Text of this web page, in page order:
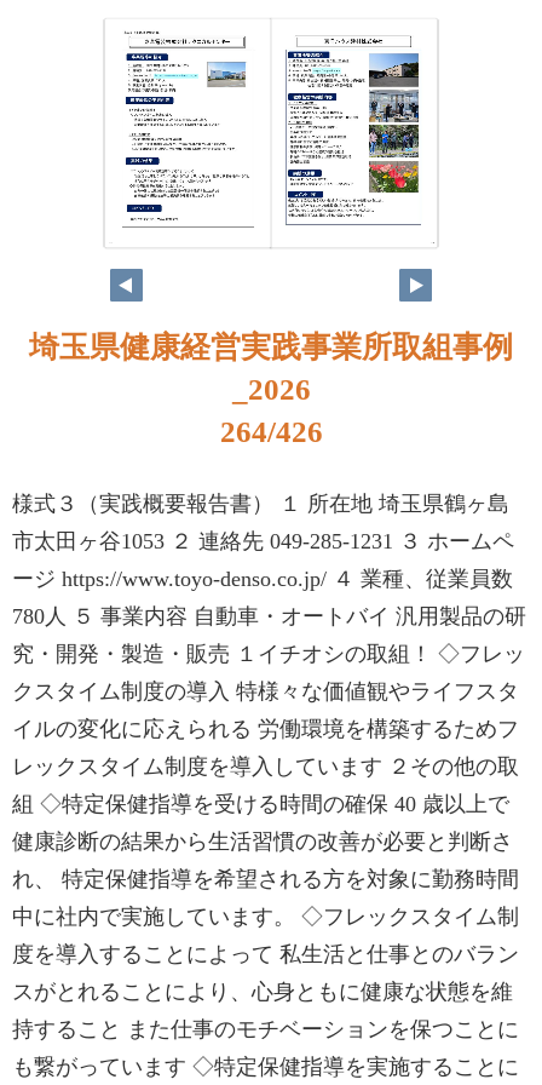
249
248
埼玉県健康経営実践事業所取組事例
_2026
264/426
様式３（実践概要報告書） １ 所在地 埼玉県鶴ヶ島
市太田ヶ谷1053 ２ 連絡先 049-285-1231 ３ ホームペ
ージ https://www.toyo-denso.co.jp/ ４ 業種、従業員数
780人 ５ 事業内容 自動車・オートバイ 汎用製品の研
究・開発・製造・販売 １イチオシの取組！ ◇フレッ
クスタイム制度の導入 特様々な価値観やライフスタ
イルの変化に応えられる 労働環境を構築するためフ
レックスタイム制度を導入しています ２その他の取
組 ◇特定保健指導を受ける時間の確保 40 歳以上で
健康診断の結果から生活習慣の改善が必要と判断さ
れ、 特定保健指導を希望される方を対象に勤務時間
中に社内で実施しています。 ◇フレックスタイム制
度を導入することによって 私生活と仕事とのバラン
スがとれることにより、心身ともに健康な状態を維
持すること また仕事のモチベーションを保つことに
も繋がっています ◇特定保健指導を実施することに